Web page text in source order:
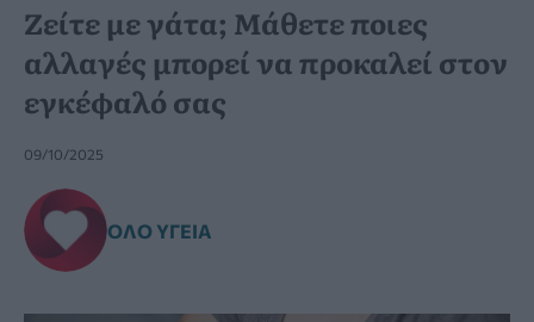
Ζείτε με γάτα; Μάθετε ποιες
αλλαγές μπορεί να προκαλεί στον
εγκέφαλό σας
09/10/2025
ΌΛΟ ΥΓΕΊΑ